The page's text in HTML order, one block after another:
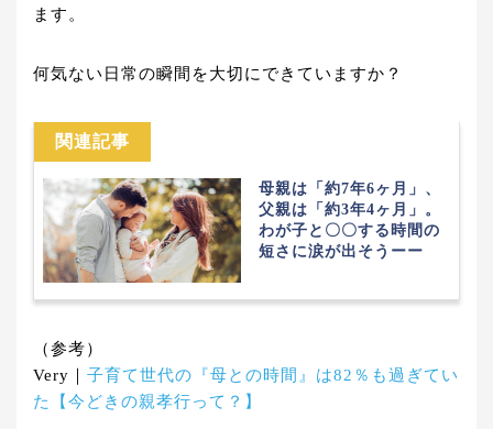
ます。
何気ない日常の瞬間を大切にできていますか？
関連記事
母親は「約7年6ヶ月」、
父親は「約3年4ヶ月」。
わが子と〇〇する時間の
短さに涙が出そうーー
（参考）
Very｜ 子育て世代の『母との時間』は82％も過ぎてい
た【今どきの親孝行って？】